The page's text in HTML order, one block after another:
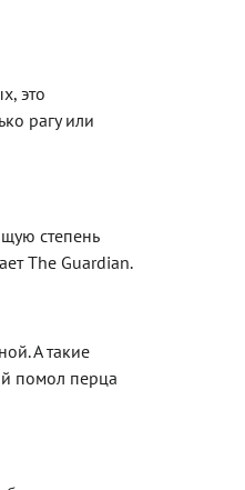
это
рагу или
степень
The Guardian.
А такие
помол перца